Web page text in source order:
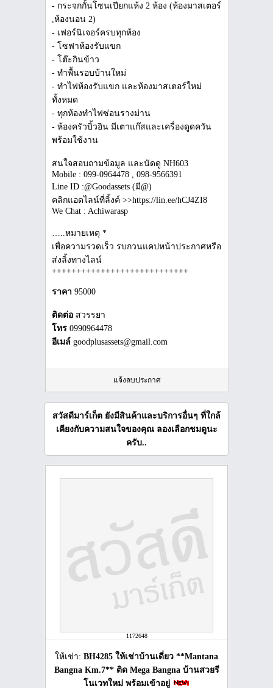
- กระจกกั้นโซนเปียกแห้ง 2 ห้อง (ห้องมาสเตอร์
,ห้องนอน 2)
- เฟอร์นิเจอร์ครบทุกห้อง
- โซฟาห้องรับแขก
- โต๊ะกินข้าว
- ทำพื้นรอบบ้านใหม่
- ทำไฟห้องรับแขก และห้องมาสเตอร์ใหม่
ทั้งหมด
- ทุกห้องทำไฟซ่อนรางม่าน
- ห้องครัวบิ้วอิน มีเตาแก๊สและเครื่องดูดควัน
พร้อมใช้งาน
สนใจสอบถามข้อมูล และนัดดู NH603
Mobile : 099-0964478 , 098-9566391
Line ID :@Goodassets (มี@)
คลิกแอดไลน์ที่ลิ้งค์ >>https://lin.ee/hCJ4ZI8
We Chat : Achiwarasp
…..หมายเหตุ *
เพื่อความรวดเร็ว รบกวนแคปหน้าประกาศหรือ
ส่งลิ้งทางไลน์
++++++++++++++++++++++++++++
ราคา 95000
ติดต่อ สวรรยา
โทร 0990964478
อีเมล์ goodplusassets@gmail.com
แจ้งลบประกาศ
สวัสดีมาร์เก็ต ยังมีสินค้าและบริการอื่นๆ ที่ใกล้
เคียงกับความสนใจของคุณ ลองเลือกชมดูนะ
ครับ..
1172648
ให้เช่า: BH4285 ให้เช่าบ้านเดี่ยว **Mantana
Bangna Km.7** ติด Mega Bangna บ้านสวยรี
โนเวทใหม่ พร้อมเข้าอยู่